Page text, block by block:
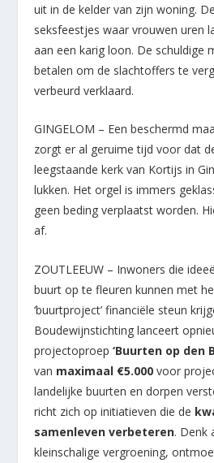
uit in de kelder van zijn woning.
seksfeestjes waar vrouwen uren
aan een karig loon. De schuldige
betalen om de slachtoffers te
verbeurd verklaard.
GINGELOM – Een beschermd
zorgt er al geruime tijd voor dat
leegstaande kerk van Kortijs in
lukken. Het orgel is immers
geen beding verplaatst worden.
af.
ZOUTLEEUW – Inwoners die
buurt op te fleuren kunnen met
‘buurtproject’ financiële steun
Boudewijnstichting lanceert
projectoproep‘Buurten op den
van maximaal €5.000 voor
landelijke buurten en dorpen
richt zich op initiatieven die de
samenleven verbeteren. Denk
kleinschalige vergroening,